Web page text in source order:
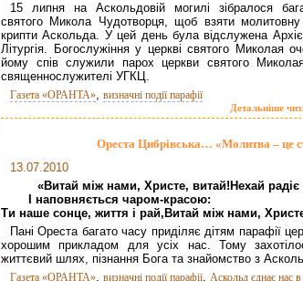
15 липня на Аскольдовій могилі зібралося
святого Микола Чудотворця, щоб взяти молитовну
крипти Аскольда. У цей день була відслужена
Літургія. Богослужіння у церкві святого Миколая
йому спів служили парох церкви святого
священнослужителі УГКЦ.
Газета «ОРАНТА», визначні події парафії
Детальніше
Ореста Цибрівська… «Молитва – це
13.07.2010
«Витай між нами, Христе, витай!Нехай
I наповняється чаром-красою:
Ти наше сонце, життя і рай,Витай між нами,
Пані Ореста багато часу приділяє дітям парафії
хорошим прикладом для усіх нас. Тому
життєвий шлях, пізнання Бога та знайомство з
Газета «ОРАНТА» визначні події парафії, Аскольд єднає нас